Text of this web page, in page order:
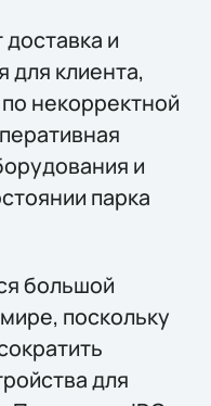
и
для клиента,
некорректной
и
парка
большой
поскольку
для